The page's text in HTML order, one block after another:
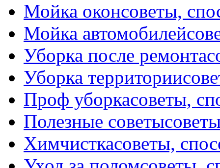
Мойка оконсоветы,
Мойка автомобилей
Уборка после ремонта
Уборка территории
Проф уборкасоветы,
Полезные советы
Химчисткасоветы,